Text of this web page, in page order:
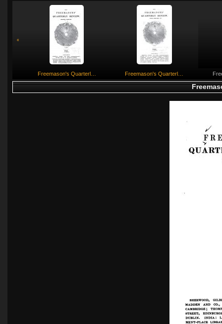
«
Freemaso­n's Quarterl… Freemaso­n's Quarterl…